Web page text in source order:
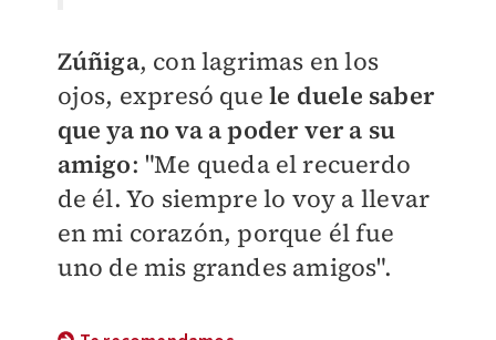
Zúñiga, con lagrimas en los
ojos, expresó quele duele saber
que ya no va a poder ver a su
amigo: "Me queda el recuerdo
de él. Yo siempre lo voy a llevar
en mi corazón, porque él fue
uno de mis grandes amigos".